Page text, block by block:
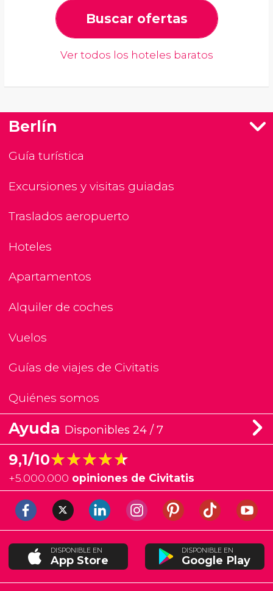
Buscar ofertas
Ver todos los hoteles baratos
Berlín
Guía turística
Excursiones y visitas guiadas
Traslados aeropuerto
Hoteles
Apartamentos
Alquiler de coches
Vuelos
Guías de viajes de Civitatis
Quiénes somos
Ayuda Disponibles 24 / 7
9,1/10★★★★★
★★★★★
+5.000.000 opiniones de Civitatis
DISPONIBLE EN
App Store
DISPONIBLE EN
Google Play